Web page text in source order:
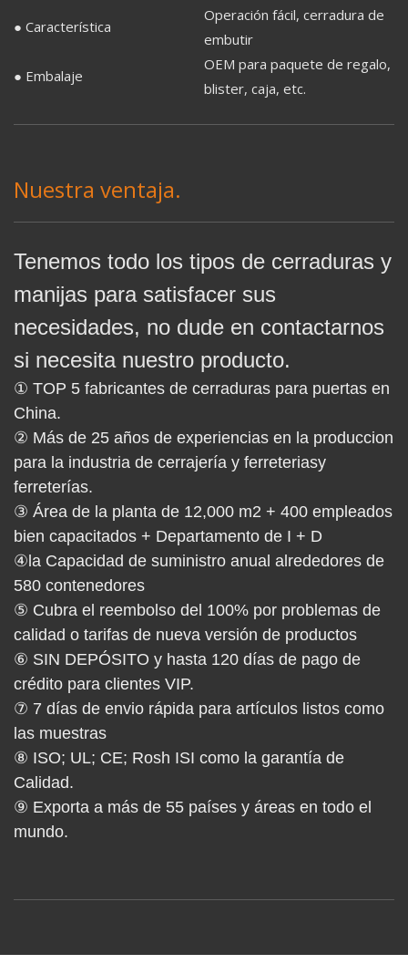
● Característica
Operación fácil, cerradura de
embutir
● Embalaje
OEM para paquete de regalo,
blister, caja, etc.
Nuestra ventaja.
Tenemos todo los tipos de cerraduras y
manijas para satisfacer sus
necesidades, no dude en contactarnos
si necesita nuestro producto.
① TOP 5 fabricantes de cerraduras para puertas en
China.
② Más de 25 años de experiencias en la produccion
para la industria de cerrajería y ferreteriasy
ferreterías.
③ Área de la planta de 12,000 m2 + 400 empleados
bien capacitados + Departamento de I + D
④la Capacidad de suministro anual alrededores de
580 contenedores
⑤ Cubra el reembolso del 100% por problemas de
calidad o tarifas de nueva versión de productos
⑥ SIN DEPÓSITO y hasta 120 días de pago de
crédito para clientes VIP.
⑦ 7 días de envio rápida para artículos listos como
las muestras
⑧ ISO; UL; CE; Rosh ISI como la garantía de
Calidad.
⑨ Exporta a más de 55 países y áreas en todo el
mundo.